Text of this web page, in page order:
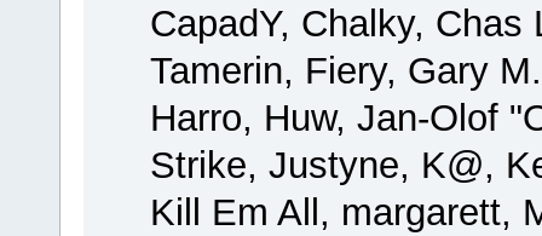
CapadY, Chalky,
Tamerin, Fiery, Gary
Harro, Huw, Jan-Olof
Strike, Justyne, K@,
Kill Em All, margarett,